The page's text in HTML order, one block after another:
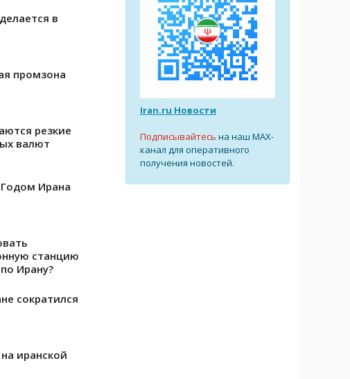
в
промзона
резкие
валют
Ирана
станцию
Ирану?
сократился
иранской
Iran.ru Новости
Подписывайтесь на наш MAX-
канал для оперативного
получения новостей.